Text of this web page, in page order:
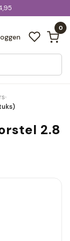
0
alle resultaten
›
2.8